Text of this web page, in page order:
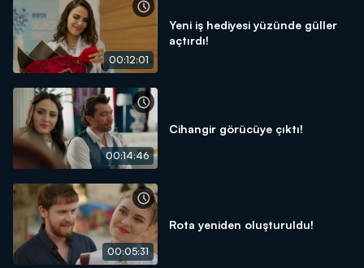
00:12:01
Yeni iş hediyesi yüzünde güller
açtırdı!
00:14:46
Cihangir görücüye çıktı!
00:05:31
Rota yeniden oluşturuldu!